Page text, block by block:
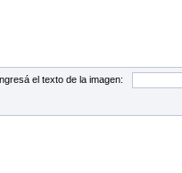
el texto de la imagen: